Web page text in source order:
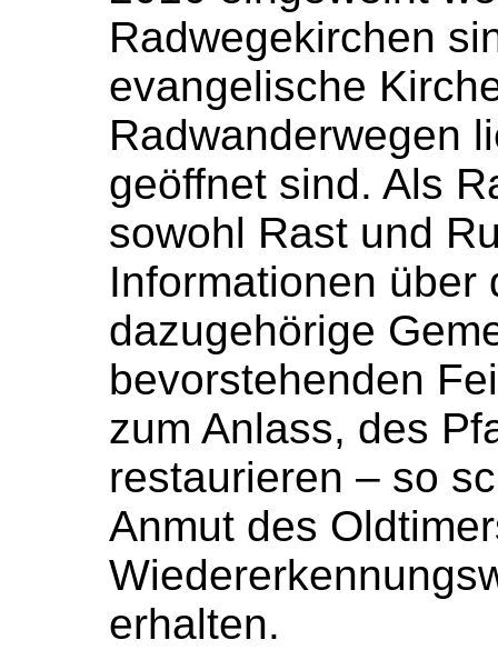
Radwegekirchen
evangelische
Radwanderwegen
geöffnet sind. Als
sowohl Rast und
Informationen über
dazugehörige
bevorstehenden
zum Anlass, des
restaurieren – so
Anmut des
erhalten.